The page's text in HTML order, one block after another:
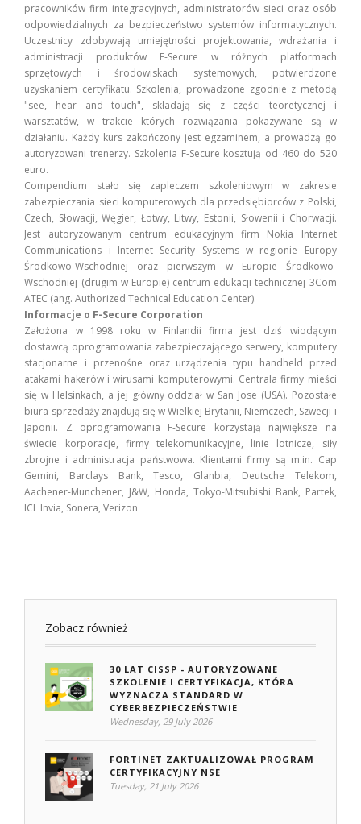
pracowników firm integracyjnych, administratorów sieci oraz osób
odpowiedzialnych za bezpieczeństwo systemów informatycznych.
Uczestnicy zdobywają umiejętności projektowania, wdrażania i
administracji produktów F-Secure w różnych platformach
sprzętowych i środowiskach systemowych, potwierdzone
uzyskaniem certyfikatu. Szkolenia, prowadzone zgodnie z metodą
"see, hear and touch", składają się z części teoretycznej i
warsztatów, w trakcie których rozwiązania pokazywane są w
działaniu. Każdy kurs zakończony jest egzaminem, a prowadzą go
autoryzowani trenerzy. Szkolenia F-Secure kosztują od 460 do 520
euro.
Compendium stało się zapleczem szkoleniowym w zakresie
zabezpieczania sieci komputerowych dla przedsiębiorców z Polski,
Czech, Słowacji, Węgier, Łotwy, Litwy, Estonii, Słowenii i Chorwacji.
Jest autoryzowanym centrum edukacyjnym firm Nokia Internet
Communications i Internet Security Systems w regionie Europy
Środkowo-Wschodniej oraz pierwszym w Europie Środkowo-
Wschodniej (drugim w Europie) centrum edukacji technicznej 3Com
ATEC (ang. Authorized Technical Education Center).
Informacje o F-Secure Corporation
Założona w 1998 roku w Finlandii firma jest dziś wiodącym
dostawcą oprogramowania zabezpieczającego serwery, komputery
stacjonarne i przenośne oraz urządzenia typu handheld przed
atakami hakerów i wirusami komputerowymi. Centrala firmy mieści
się w Helsinkach, a jej główny oddział w San Jose (USA). Pozostałe
biura sprzedaży znajdują się w Wielkiej Brytanii, Niemczech, Szwecji i
Japonii. Z oprogramowania F-Secure korzystają największe na
świecie korporacje, firmy telekomunikacyjne, linie lotnicze, siły
zbrojne i administracja państwowa. Klientami firmy są m.in. Cap
Gemini, Barclays Bank, Tesco, Glanbia, Deutsche Telekom,
Aachener-Munchener, J&W, Honda, Tokyo-Mitsubishi Bank, Partek,
ICL Invia, Sonera, Verizon
Zobacz również
30 LAT CISSP - AUTORYZOWANE
SZKOLENIE I CERTYFIKACJA, KTÓRA
WYZNACZA STANDARD W
CYBERBEZPIECZEŃSTWIE
Wednesday, 29 July 2026
FORTINET ZAKTUALIZOWAŁ PROGRAM
CERTYFIKACYJNY NSE
Tuesday, 21 July 2026